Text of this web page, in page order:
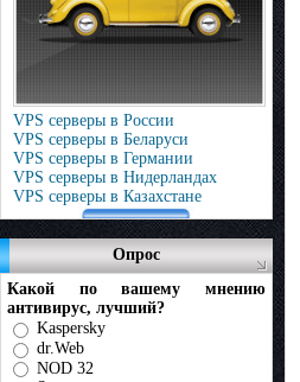
VPS серверы в России
VPS серверы в Беларуси
VPS серверы в Германии
VPS серверы в Нидерландах
VPS серверы в Казахстане
Опрос
Какой по вашему мнению
антивирус, лучший?
Kaspersky
dr.Web
NOD 32